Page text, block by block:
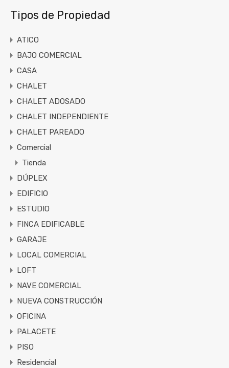
Tipos de Propiedad
ATICO
BAJO COMERCIAL
CASA
CHALET
CHALET ADOSADO
CHALET INDEPENDIENTE
CHALET PAREADO
Comercial
Tienda
DÚPLEX
EDIFICIO
ESTUDIO
FINCA EDIFICABLE
GARAJE
LOCAL COMERCIAL
LOFT
NAVE COMERCIAL
NUEVA CONSTRUCCIÓN
OFICINA
PALACETE
PISO
Residencial